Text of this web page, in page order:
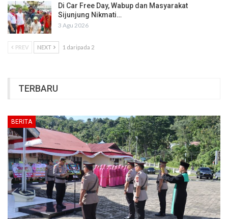
Di Car Free Day, Wabup dan Masyarakat
Sijunjung Nikmati…
3 Agu 2026
PREV NEXT 1 daripada 2
TERBARU
BERITA